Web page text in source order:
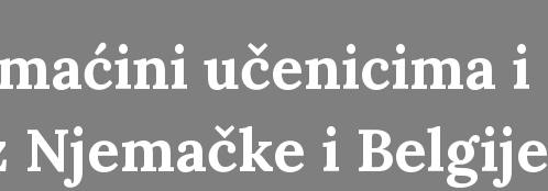
učenicima i
i Belgije